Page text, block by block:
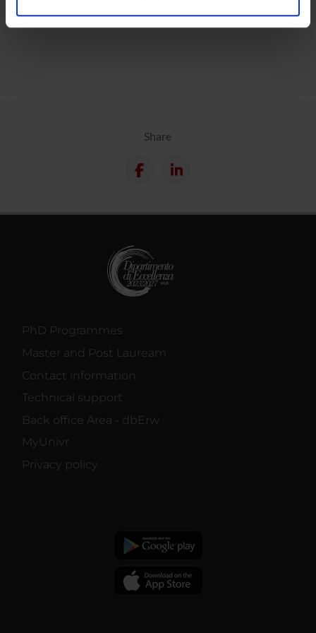
analizzare il nostro traffico. Condividiamo inoltre
Calendar
Share
PhD Programmes
Master and Post Lauream
Contact information
Technical support
Back office Area - dbErw
MyUnivr
Privacy policy